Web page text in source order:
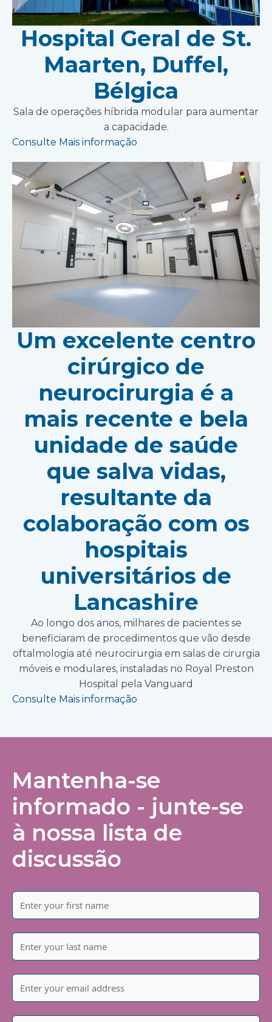
Hospital Geral de St.
Maarten, Duffel,
Bélgica
Sala de operações híbrida modular para aumentar
a capacidade.
Consulte Mais informação
Um excelente centro
cirúrgico de
neurocirurgia é a
mais recente e bela
unidade de saúde
que salva vidas,
resultante da
colaboração com os
hospitais
universitários de
Lancashire
Ao longo dos anos, milhares de pacientes se
beneficiaram de procedimentos que vão desde
oftalmologia até neurocirurgia em salas de cirurgia
móveis e modulares, instaladas no Royal Preston
Hospital pela Vanguard
Consulte Mais informação
Mantenha-se
informado - junte-se
à nossa lista de
discussão